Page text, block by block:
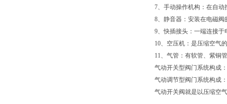
7、手动操作机构：在自
8、静音器：安装在电磁
9、快插接头：一端连接
10、空压机：是压缩空气
11、气管：有软管、紫铜
气动开关型阀门系统构成
气动调节型阀门系统构成
气动开关阀就是以压缩空